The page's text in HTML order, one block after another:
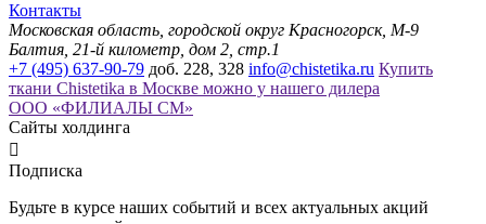
Контакты
Московская область, городской округ Красногорск, М-9
Балтия, 21-й километр, дом 2, стр.1
+7 (495) 637-90-79 доб. 228, 328 info@chistetika.ru Купить
ткани Chistetika в Москве можно у нашего дилера
ООО «ФИЛИАЛЫ СМ»
Сайты холдинга

Подписка
Будьте в курсе наших событий и всех актуальных акций